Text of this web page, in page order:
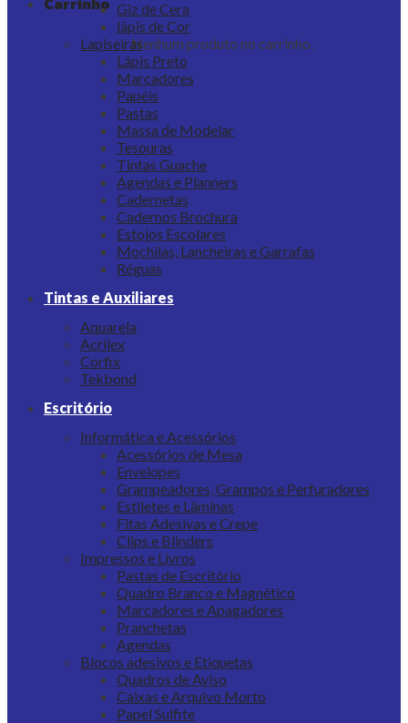
Nenhum produto no carrinho.
Giz de Cera
lápis de Cor
Lapiseiras
Lápis Preto
Marcadores
Papéis
Pastas
Massa de Modelar
Tesouras
Tintas Guache
Agendas e Planners
Cadernetas
Cadernos Brochura
Estojos Escolares
Mochilas, Lancheiras e Garrafas
Réguas
Tintas e Auxiliares
Aquarela
Acrilex
Corfix
Tekbond
Escritório
Informática e Acessórios
Acessórios de Mesa
Envelopes
Grampeadores, Grampos e Perfuradores
Estiletes e Lâminas
Fitas Adesivas e Crepe
Clips e Blinders
Impressos e Livros
Pastas de Escritório
Quadro Branco e Magnético
Marcadores e Apagadores
Pranchetas
Agendas
Blocos adesivos e Etiquetas
Quadros de Aviso
Caixas e Arquivo Morto
Papel Sulfite